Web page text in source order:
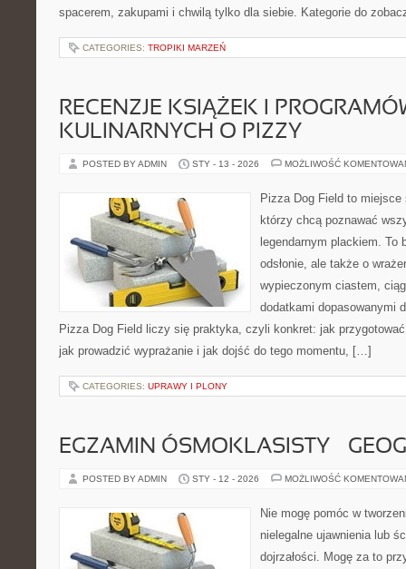
spacerem, zakupami i chwilą tylko dla siebie. Kategorie do
CATEGORIES: TROPIKI MARZEŃ
RECENZJE KSIĄŻEK I
KULINARNYCH O PIZZY
POSTED BY ADMIN STY - 13 - 2026 MOŻLIWOŚĆ
Pizza Dog Field to
którzy chcą poznawać
legendarnym plackiem. To
odsłonie, ale także o
wypieczonym ciastem,
dodatkami dopasowanymi
Pizza Dog Field liczy się praktyka, czyli konkret: jak
jak prowadzić wyprażanie i jak dojść do tego momentu, […]
CATEGORIES: UPRAWY I PLONY
EGZAMIN ÓSMOKLASISTY –
POSTED BY ADMIN STY - 12 - 2026 MOŻLIWOŚĆ
Nie mogę pomóc w
nielegalne ujawnienia lub
dojrzałości. Mogę za to